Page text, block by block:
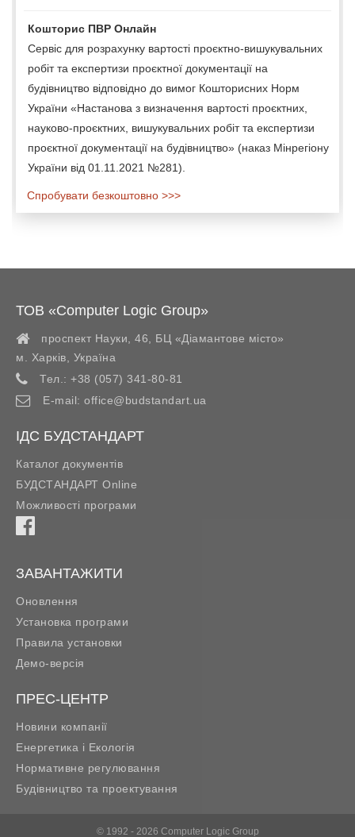
Кошторис ПВР Онлайн
Сервіс для розрахунку вартості проєктно-вишукувальних
робіт та експертизи проєктної документації на
будівництво відповідно до вимог Кошторисних Норм
України «Настанова з визначення вартості проєктних,
науково-проєктних, вишукувальних робіт та експертизи
проєктної документації на будівництво» (наказ Мінрегіону
України від 01.11.2021 №281).
Спробувати безкоштовно >>>
ТОВ «Computer Logic Group»
проспект Науки, 46, БЦ «Діамантове місто»
м. Харків
Україна
Тел.: +38 (057) 341-80-81
E-mail: office@budstandart.ua
ІДС БУДСТАНДАРТ
Каталог документів
БУДСТАНДАРТ Online
Можливості програми
ЗАВАНТАЖИТИ
Оновлення
Установка програми
Правила установки
Демо-версія
ПРЕС-ЦЕНТР
Новини компанії
Енергетика і Екологія
Нормативне регулювання
Будівництво та проектування
© 1992 - 2026 Computer Logic Group